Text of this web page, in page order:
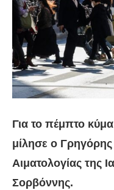
Για το πέμπτο
μίλησε ο
Αιματολογίας της
Σορβόννης.